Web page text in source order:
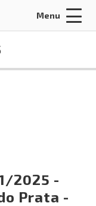
Menu
2025 -
Prata -